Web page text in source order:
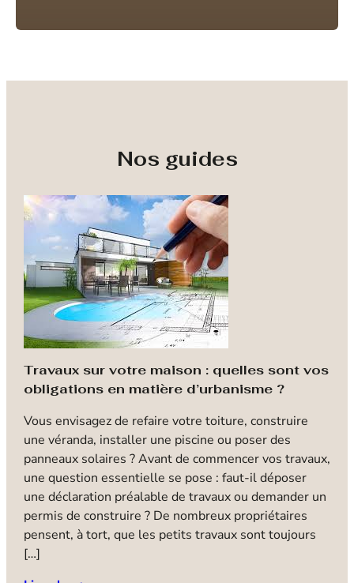
Nos guides
Travaux sur votre maison : quelles sont vos
obligations en matière d’urbanisme ?
Vous envisagez de refaire votre toiture, construire
une véranda, installer une piscine ou poser des
panneaux solaires ? Avant de commencer vos travaux,
une question essentielle se pose : faut-il déposer
une déclaration préalable de travaux ou demander un
permis de construire ? De nombreux propriétaires
pensent, à tort, que les petits travaux sont toujours
[…]